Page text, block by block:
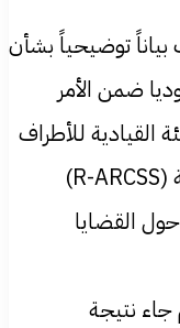
توضيحياً بشأن
ضمن الأمر
القيادية للأطراف
الموقعة على اتفاقية السلام المنشطة (R-ARCSS)
القضايا
نتيجة